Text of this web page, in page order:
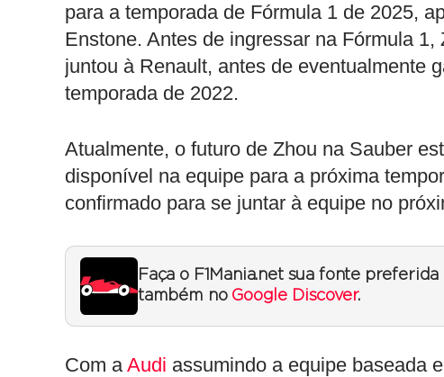
para a temporada de Fórmula 1 de 2025,
Enstone. Antes de ingressar na Fórmula
juntou à Renault, antes de eventualmente
temporada de 2022.
Atualmente, o futuro de Zhou na Sauber
disponível na equipe para a próxima
confirmado para se juntar à equipe no
Faça o F1Mania.net sua fonte
também no Google Discover.
Com aAudi assumindo a equipe baseada